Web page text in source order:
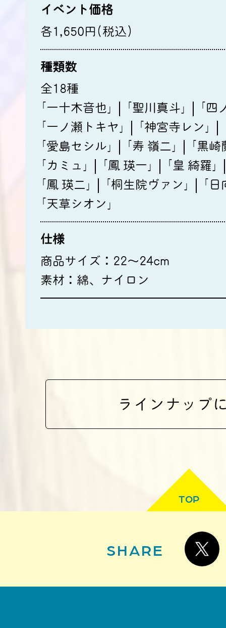
イベント価格
各1,650円(税込)
種類数
全18種
｢一十木音也｣
｢聖川真斗｣
｢四
｢一ノ瀬トキヤ｣
｢神宮寺レン｣
｢愛島セシル｣
｢寿 嶺二｣
｢黒崎
｢カミュ｣
｢鳳 瑛一｣
｢皇 綺羅｣
｢鳳 瑛二｣
｢桐生院ヴァン｣
｢
｢天草シオン｣
仕様
商品サイズ：22～24cm
素材：綿、ナイロン
ラインナップ
TOP
SHARE